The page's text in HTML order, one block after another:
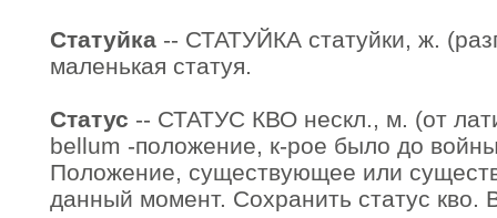
Статуйка -- СТАТУЙКА статуйки, ж.
маленькая статуя.
Статус -- СТАТУС КВО нескл., м. (от
bellum -положение, к-рое было до
Положение, существующее или
данный момент. Сохранить статус кво.